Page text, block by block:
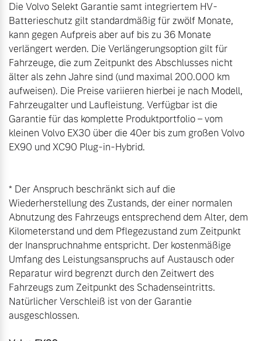
Die Volvo Selekt Garantie samt integriertem HV-
Batterieschutz gilt standardmäßig für zwölf Monate,
kann gegen Aufpreis aber auf bis zu 36 Monate
verlängert werden. Die Verlängerungsoption gilt für
Fahrzeuge, die zum Zeitpunkt des Abschlusses nicht
älter als zehn Jahre sind (und maximal 200.000 km
aufweisen). Die Preise variieren hierbei je nach Modell,
Fahrzeugalter und Laufleistung. Verfügbar ist die
Garantie für das komplette Produktportfolio – vom
kleinen Volvo EX30 über die 40er bis zum großen Volvo
EX90 und XC90 Plug-in-Hybrid.
* Der Anspruch beschränkt sich auf die
Wiederherstellung des Zustands, der einer normalen
Abnutzung des Fahrzeugs entsprechend dem Alter, dem
Kilometerstand und dem Pflegezustand zum Zeitpunkt
der Inanspruchnahme entspricht. Der kostenmäßige
Umfang des Leistungsanspruchs auf Austausch oder
Reparatur wird begrenzt durch den Zeitwert des
Fahrzeugs zum Zeitpunkt des Schadenseintritts.
Natürlicher Verschleiß ist von der Garantie
ausgeschlossen.